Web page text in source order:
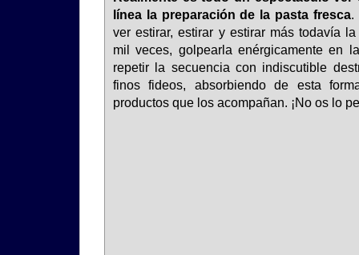
línea la preparación de la pasta fresca.
ver estirar, estirar y estirar más todavía
mil veces, golpearla enérgicamente en
repetir la secuencia con indiscutible
finos fideos, absorbiendo de esta
productos que los acompañan. ¡No os lo